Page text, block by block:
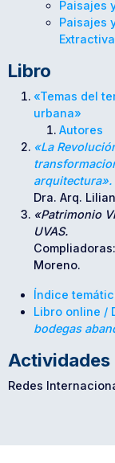
Paisajes
Paisajes
Libro
«Temas del
urbana»
Autores
«La
arquitectura».
Dra. Arq.
«Patrimonio
UVAS.
Moreno.
Índice
Libro online /
bodegas
Actividades
Redes